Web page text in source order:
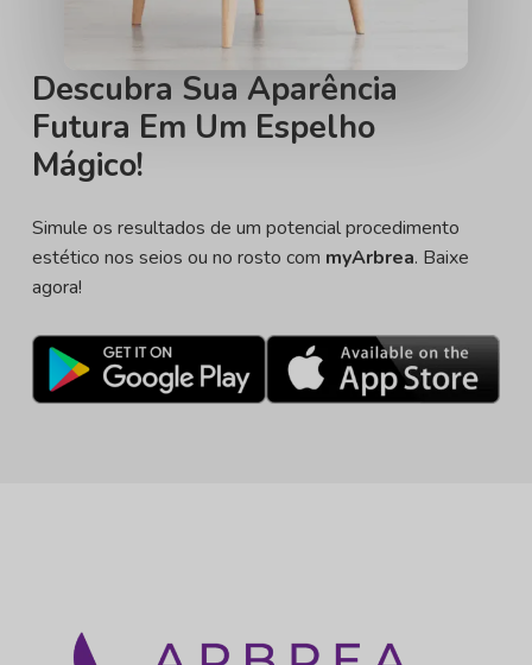
Descubra Sua Aparência
Futura Em Um Espelho
Mágico!
Simule os resultados de um potencial procedimento
estético nos seios ou no rosto com myArbrea. Baixe
agora!